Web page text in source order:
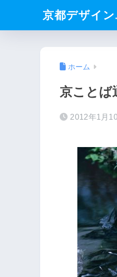
京都デザイ
ホーム
京ことば
2012年1月